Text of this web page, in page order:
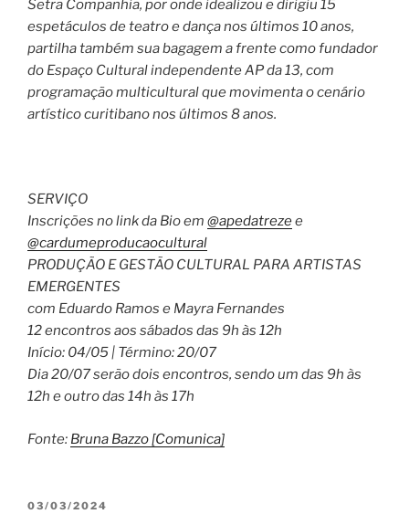
Setra Companhia, por onde idealizou e dirigiu 15
espetáculos de teatro e dança nos últimos 10 anos,
partilha também sua bagagem a frente como fundador
do Espaço Cultural independente AP da 13, com
programação multicultural que movimenta o cenário
artístico curitibano nos últimos 8 anos.
SERVIÇO
Inscrições no link da Bio em @apedatrezee
@cardumeproducaocultural
PRODUÇÃO E GESTÃO CULTURAL PARA ARTISTAS
EMERGENTES
com Eduardo Ramos e Mayra Fernandes
12 encontros aos sábados das 9h às 12h
Início: 04/05 | Término: 20/07
Dia 20/07 serão dois encontros, sendo um das 9h às
12h e outro das 14h às 17h
Fonte: Bruna Bazzo [Comunica]
PUBLICADO
03/03/2024